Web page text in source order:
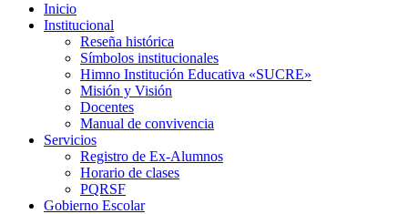
Inicio
Institucional
Reseña histórica
Símbolos institucionales
Himno Institución Educativa «SUCRE»
Misión y Visión
Docentes
Manual de convivencia
Servicios
Registro de Ex-Alumnos
Horario de clases
PQRSF
Gobierno Escolar